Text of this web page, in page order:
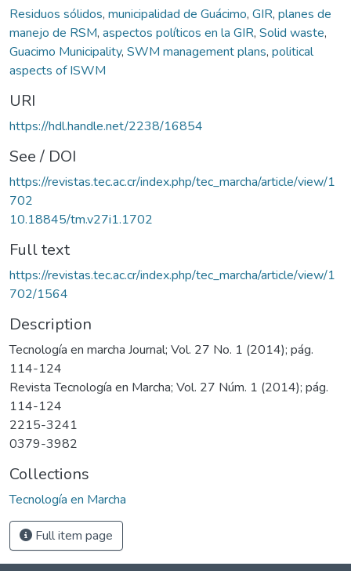
Residuos sólidos, municipalidad de Guácimo, GIR, planes de
manejo de RSM, aspectos políticos en la GIR, Solid waste,
Guacimo Municipality, SWM management plans, political
aspects of ISWM
URI
https://hdl.handle.net/2238/16854
See / DOI
https://revistas.tec.ac.cr/index.php/tec_marcha/article/view/1
702
10.18845/tm.v27i1.1702
Full text
https://revistas.tec.ac.cr/index.php/tec_marcha/article/view/1
702/1564
Description
Tecnología en marcha Journal; Vol. 27 No. 1 (2014); pág.
114-124
Revista Tecnología en Marcha; Vol. 27 Núm. 1 (2014); pág.
114-124
2215-3241
0379-3982
Collections
Tecnología en Marcha
Full item page